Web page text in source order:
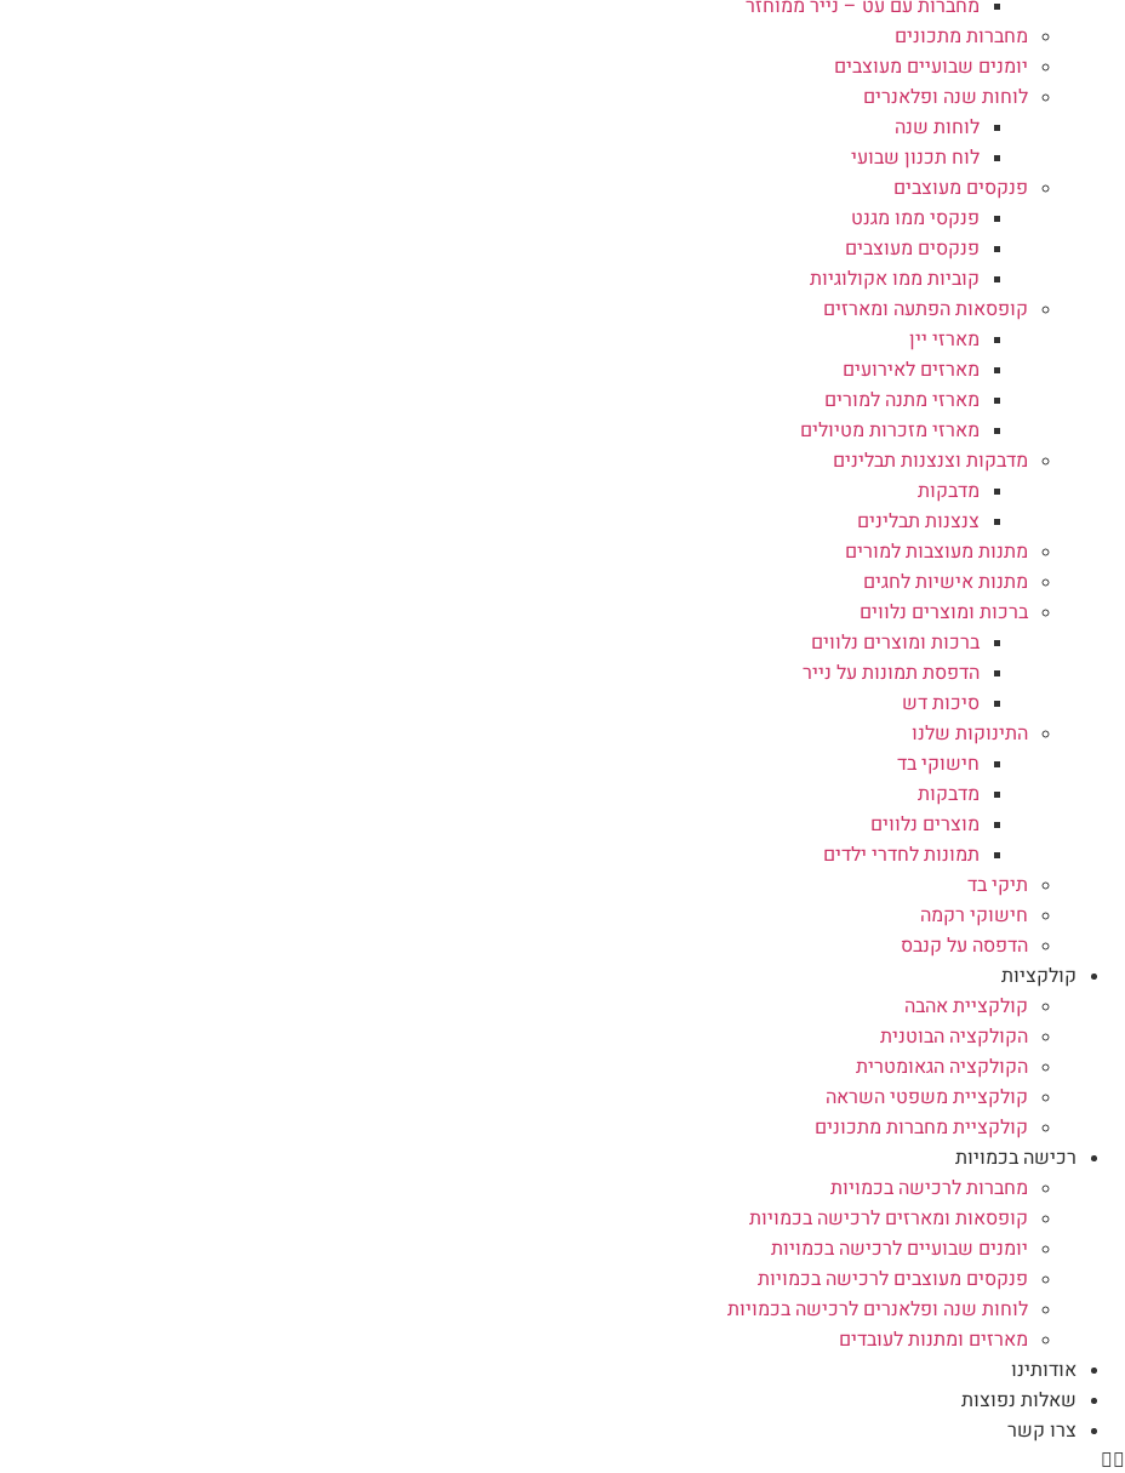
מחברות מתכונים
יומנים שבועיים מעוצבים
לוחות שנה ופלאנרים
לוחות שנה
לוח תכנון שבועי
פנקסים מעוצבים
פנקסי ממו מגנט
פנקסים מעוצבים
קוביות ממו אקולוגיות
קופסאות הפתעה ומארזים
מארזי יין
מארזים לאירועים
מארזי מתנה למורים
מארזי מזכרות מטיולים
מדבקות וצנצנות תבלינים
מדבקות
צנצנות תבלינים
מתנות מעוצבות למורים
מתנות אישיות לחגים
ברכות ומוצרים נלווים
ברכות ומוצרים נלווים
הדפסת תמונות על נייר
סיכות דש
התינוקות שלנו
חישוקי בד
מדבקות
מוצרים נלווים
תמונות לחדרי ילדים
תיקי בד
חישוקי רקמה
הדפסה על קנבס
קולקציות
קולקציית אהבה
הקולקציה הבוטנית
הקולקציה הגאומטרית
קולקציית משפטי השראה
קולקציית מחברות מתכונים
רכישה בכמויות
מחברות לרכישה בכמויות
קופסאות ומארזים לרכישה בכמויות
יומנים שבועיים לרכישה בכמויות
פנקסים מעוצבים לרכישה בכמויות
לוחות שנה ופלאנרים לרכישה בכמויות
מארזים ומתנות לעובדים
אודותינו
שאלות נפוצות
צרו קשר